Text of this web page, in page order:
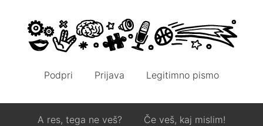
Podpri Prijava Legitimno pismo
A res, tega ne veš? Če veš, kaj mislim!